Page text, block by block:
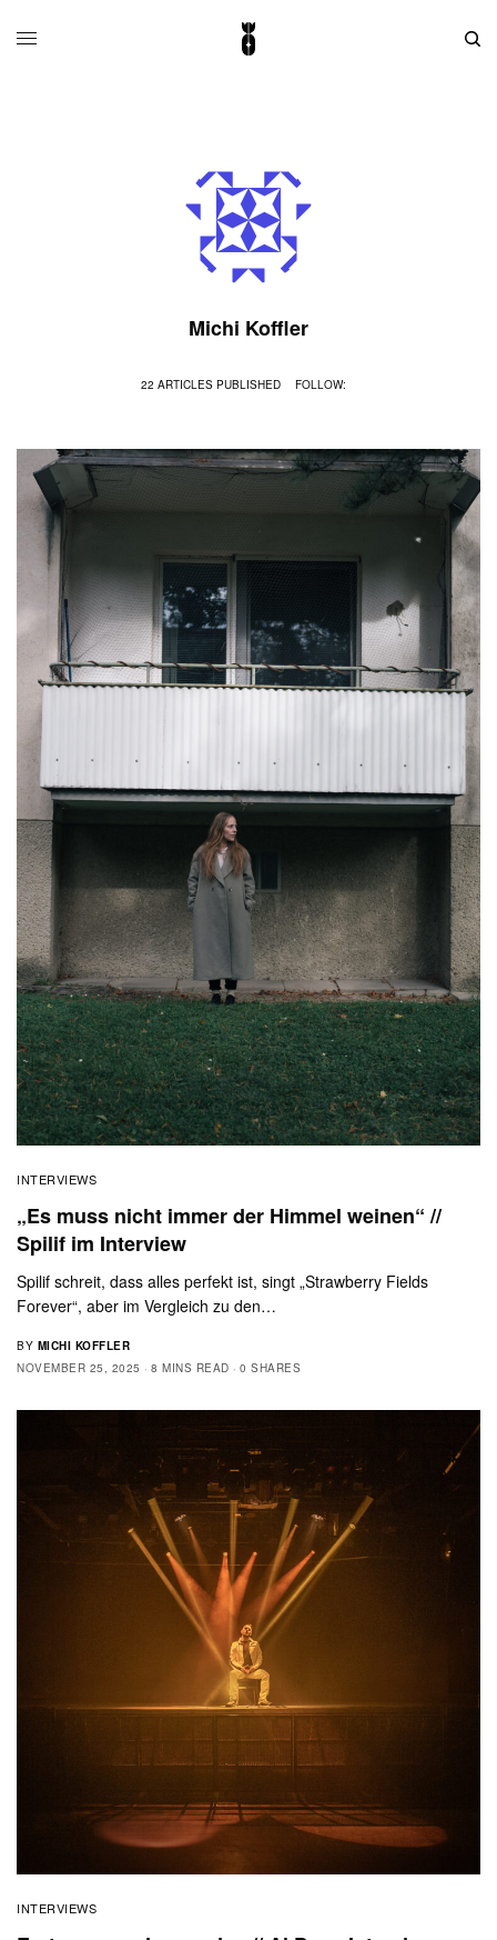
Michi Koffler
22 ARTICLES PUBLISHED FOLLOW:
INTERVIEWS
„Es muss nicht immer der Himmel weinen“ //
Spilif im Interview
Spilif schreit, dass alles perfekt ist, singt „Strawberry Fields
Forever“, aber im Vergleich zu den…
BY MICHI KOFFLER
NOVEMBER 25, 2025
8 MINS READ 0 SHARES
INTERVIEWS